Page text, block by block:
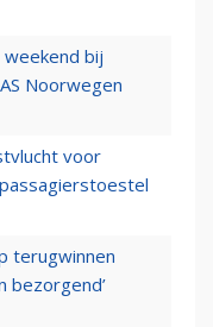
bij
Noorwegen
voor
terugwinnen
bezorgend’